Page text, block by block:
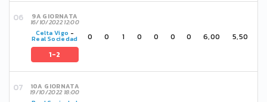
9A GIORNATA
16/10/2022 12:00
Celta Vigo -
Real Sociedad
1-2
0 0 1 0 0 0 0 6,00 5,50
10A GIORNATA
19/10/2022 18:00